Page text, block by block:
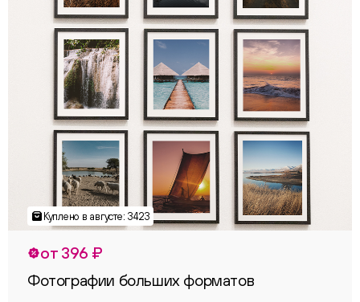
от 396 ₽
Фотографии больших форматов